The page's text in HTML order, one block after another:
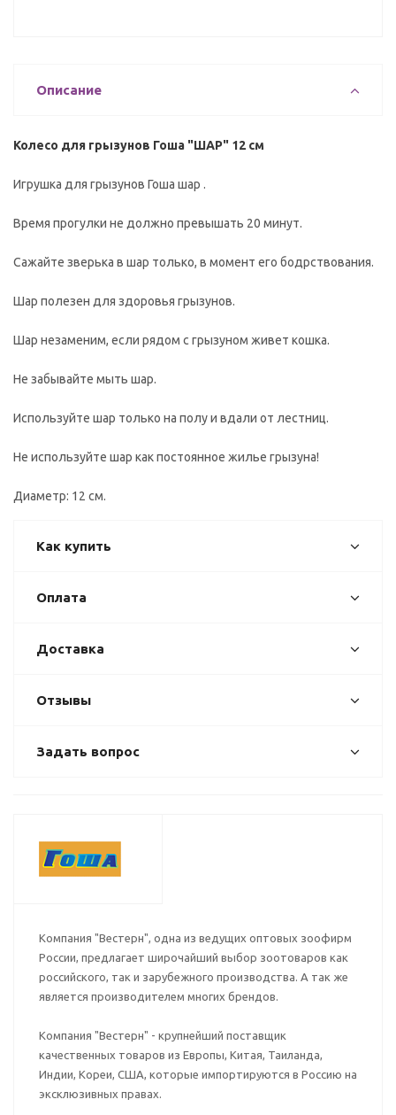
Описание
Колесо для грызунов Гоша "ШАР" 12 см
Игрушка для грызунов Гоша шар .
Время прогулки не должно превышать 20 минут.
Сажайте зверька в шар только, в момент его бодрствования.
Шар полезен для здоровья грызунов.
Шар незаменим, если рядом с грызуном живет кошка.
Не забывайте мыть шар.
Используйте шар только на полу и вдали от лестниц.
Не используйте шар как постоянное жилье грызуна!
Диаметр: 12 см.
Как купить
Оплата
Доставка
Отзывы
Задать вопрос
Компания "Вестерн", одна из ведущих оптовых зоофирм
России, предлагает широчайший выбор зоотоваров как
российского, так и зарубежного производства. А так же
является производителем многих брендов.
Компания "Вестерн" - крупнейший поставщик
качественных товаров из Европы, Китая, Таиланда,
Индии, Кореи, США, которые импортируются в Россию на
эксклюзивных правах.